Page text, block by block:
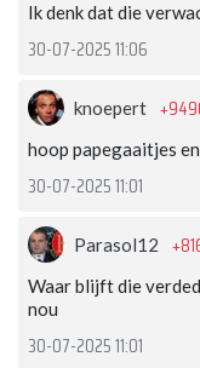
Ik denk dat die
30-07-2025 11:06
knoepert
hoop papegaaitjes
30-07-2025 11:01
Parasol12
Waar blijft die
nou
30-07-2025 11:01